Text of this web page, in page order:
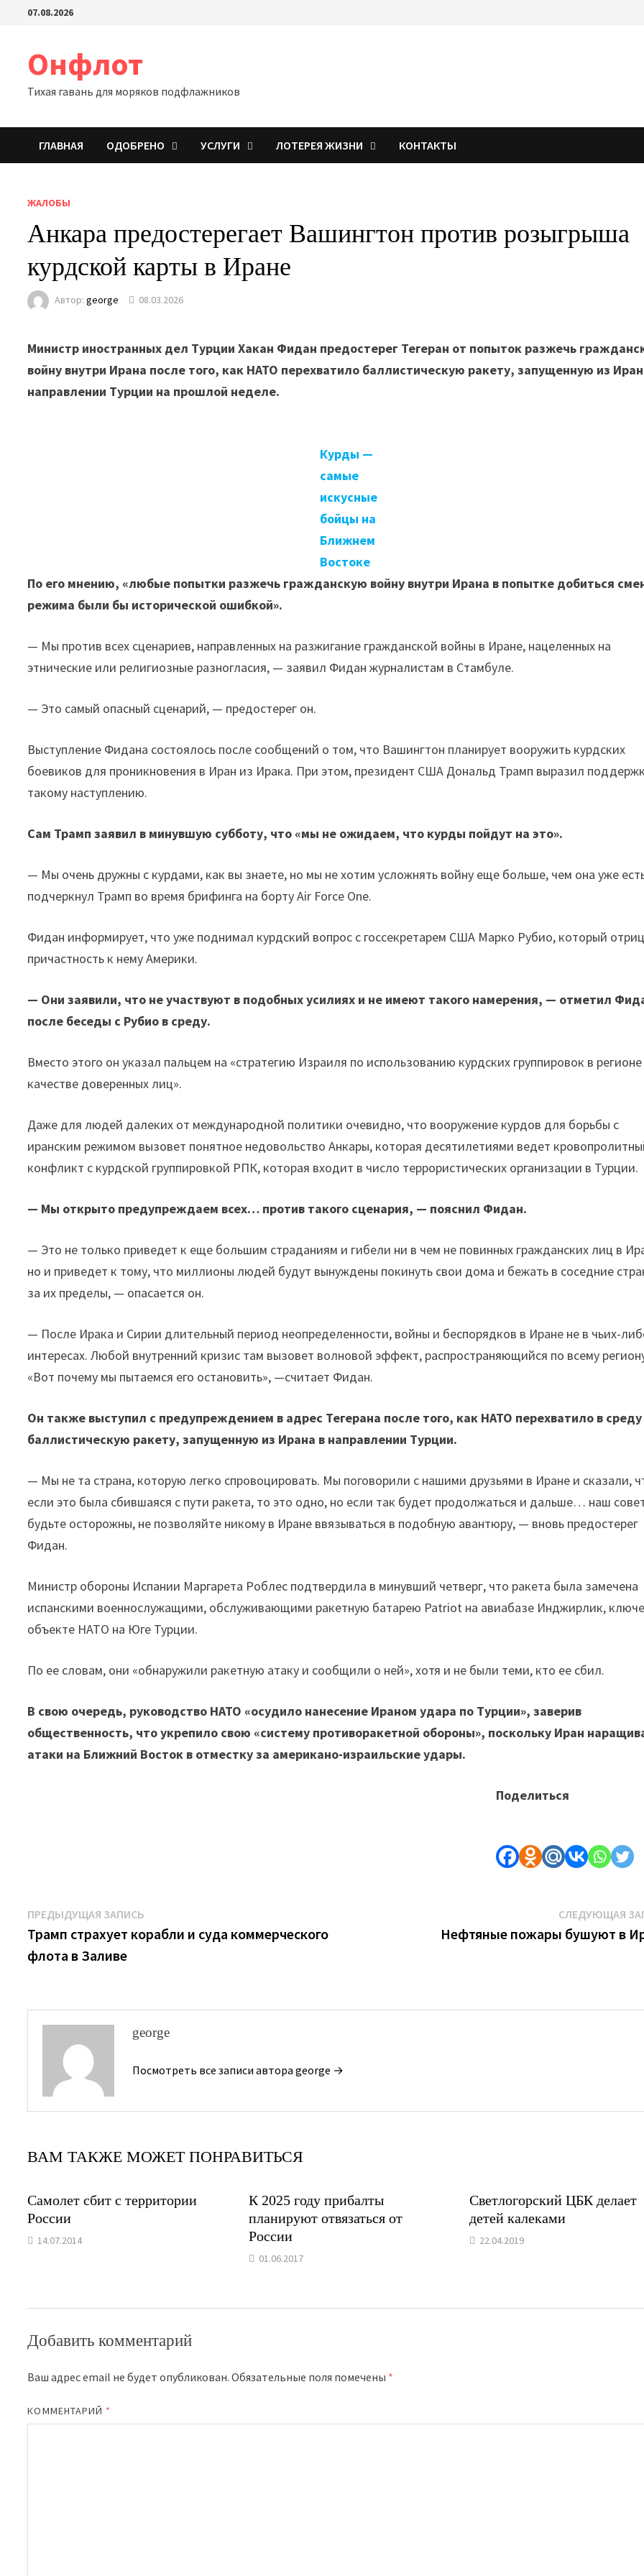
Перейти07.08.2026
Онфлот
Тихая гавань для моряков подфлажников
ГЛАВНАЯ ОДОБРЕНО УСЛУГИ ЛОТЕРЕЯ ЖИЗНИ КОНТАКТЫ
ЖАЛОБЫ
Анкара предостерегает Вашингтон против розыгрыша
курдской карты в Иране
Автор:george 08.03.2026
Министр иностранных дел Турции Хакан Фидан предостерег Тегеран от попыток разжечь
войну внутри Ирана после того, как НАТО перехватило баллистическую ракету, запущенную из
направлении Турции на прошлой неделе.
Курды —
самые
искусные
бойцы на
Ближнем
Востоке
По его мнению, «любые попытки разжечь гражданскую войну внутри Ирана в попытке добиться
режима были бы исторической ошибкой».
— Мы против всех сценариев, направленных на разжигание гражданской войны в Иране, нацеленных на
этнические или религиозные разногласия, — заявил Фидан журналистам в Стамбуле.
— Это самый опасный сценарий, — предостерег он.
Выступление Фидана состоялось после сообщений о том, что Вашингтон планирует вооружить курдских
боевиков для проникновения в Иран из Ирака. При этом, президент США Дональд Трамп выразил
такому наступлению.
Сам Трамп заявил в минувшую субботу, что «мы не ожидаем, что курды пойдут на это».
— Мы очень дружны с курдами, как вы знаете, но мы не хотим усложнять войну еще больше, чем она уже
подчеркнул Трамп во время брифинга на борту Air Force One.
Фидан информирует, что уже поднимал курдский вопрос с госсекретарем США Марко Рубио, который
причастность к нему Америки.
— Они заявили, что не участвуют в подобных усилиях и не имеют такого намерения, — отметил
после беседы с Рубио в среду.
Вместо этого он указал пальцем на «стратегию Израиля по использованию курдских группировок в регионе
качестве доверенных лиц».
Даже для людей далеких от международной политики очевидно, что вооружение курдов для борьбы с
иранским режимом вызовет понятное недовольство Анкары, которая десятилетиями ведет
конфликт с курдской группировкой РПК, которая входит в число террористических организации в Турции.
— Мы открыто предупреждаем всех… против такого сценария, — пояснил Фидан.
— Это не только приведет к еще большим страданиям и гибели ни в чем не повинных гражданских лиц в
но и приведет к тому, что миллионы людей будут вынуждены покинуть свои дома и бежать в соседние
за их пределы, — опасается он.
— После Ирака и Сирии длительный период неопределенности, войны и беспорядков в Иране не в чьих-
интересах. Любой внутренний кризис там вызовет волновой эффект, распространяющийся по всему
«Вот почему мы пытаемся его остановить», —считает Фидан.
Он также выступил с предупреждением в адрес Тегерана после того, как НАТО перехватило в среду
баллистическую ракету, запущенную из Ирана в направлении Турции.
— Мы не та страна, которую легко спровоцировать. Мы поговорили с нашими друзьями в Иране и сказали,
если это была сбившаяся с пути ракета, то это одно, но если так будет продолжаться и дальше… наш
будьте осторожны, не позволяйте никому в Иране ввязываться в подобную авантюру, — вновь предостерег
Фидан.
Министр обороны Испании Маргарета Роблес подтвердила в минувший четверг, что ракета была замечена
испанскими военнослужащими, обслуживающими ракетную батарею Patriot на авиабазе Инджирлик,
объекте НАТО на Юге Турции.
По ее словам, они «обнаружили ракетную атаку и сообщили о ней», хотя и не были теми, кто ее сбил.
В свою очередь, руководство НАТО «осудило нанесение Ираном удара по Турции», заверив
общественность, что укрепило свою «систему противоракетной обороны», поскольку Иран
атаки на Ближний Восток в отместку за американо-израильские удары.
Поделиться
Навигация
по
записям
ПРЕДЫДУЩАЯ ЗАПИСЬ
запись:
Трамп страхует корабли и суда коммерческого
флота в Заливе
СЛЕДУЮЩАЯ
Нефтяные пожары бушуют в
george
Посмотреть все записи автора george →
ВАМ ТАКЖЕ МОЖЕТ ПОНРАВИТЬСЯ
Самолет сбит с территории
России
14.07.2014
К 2025 году прибалты
планируют отвязаться от
России
01.06.2017
Светлогорский ЦБК делает
детей калеками
22.04.2019
Добавить комментарий
Ваш адрес email не будет опубликован. Обязательные поля помечены *
КОММЕНТАРИЙ *